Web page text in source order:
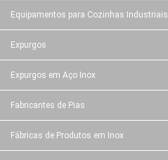
Equipamentos para Cozinhas Industriais
Expurgos
Expurgos em Aço Inox
Fabricantes de Pias
Fábricas de Produtos em Inox